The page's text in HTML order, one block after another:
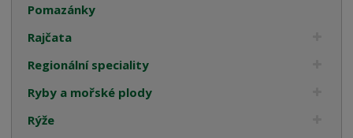
Pomazánky
Rajčata
Regionální speciality
Ryby a mořské plody
Rýže